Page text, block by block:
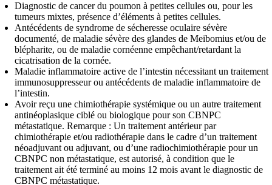
Diagnostic de cancer du poumon à petites cellules ou, pour les
tumeurs mixtes, présence d’éléments à petites cellules.
Antécédents de syndrome de sécheresse oculaire sévère
documenté, de maladie sévère des glandes de Meibomius et/ou de
blépharite, ou de maladie cornéenne empêchant/retardant la
cicatrisation de la cornée.
Maladie inflammatoire active de l’intestin nécessitant un traitement
immunosuppresseur ou antécédents de maladie inflammatoire de
l’intestin.
Avoir reçu une chimiothérapie systémique ou un autre traitement
antinéoplasique ciblé ou biologique pour son CBNPC
métastatique. Remarque : Un traitement antérieur par
chimiothérapie et/ou radiothérapie dans le cadre d’un traitement
néoadjuvant ou adjuvant, ou d’une radiochimiothérapie pour un
CBNPC non métastatique, est autorisé, à condition que le
traitement ait été terminé au moins 12 mois avant le diagnostic de
CBNPC métastatique.